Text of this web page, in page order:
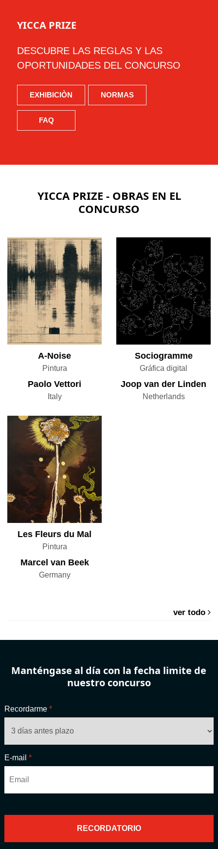
YICCA PRIZE
DESCUBRE LAS REGLAS Y LAS
OPORTUNIDADES DEL CONCURSO
EXHIBICIÒN NORMAS
FAQ
YICCA PRIZE - OBRAS EN EL
CONCURSO
A-Noise
Pintura
Paolo Vettori
Italy
Sociogramme
Gráfica digital
Joop van der Linden
Netherlands
Les Fleurs du Mal
Pintura
Marcel van Beek
Germany
ver todo
Manténgase al día con la fecha limite de
nuestro concurso
Recordarme *
E-mail *